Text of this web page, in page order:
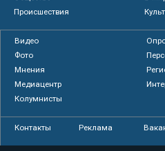
Происшествия
Видео
Фото
Мнения
Медиацентр
Колумнисты
Контакты Реклама